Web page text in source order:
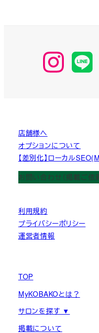
【
店舗様へ
オプションについて
【差別化】ローカル
お問い合わせ（掲載ご依
利用規約
プライバシーポリシー
運営者情報
TOP
MyKOBAKOとは？
サロンを探す ▼
掲載について